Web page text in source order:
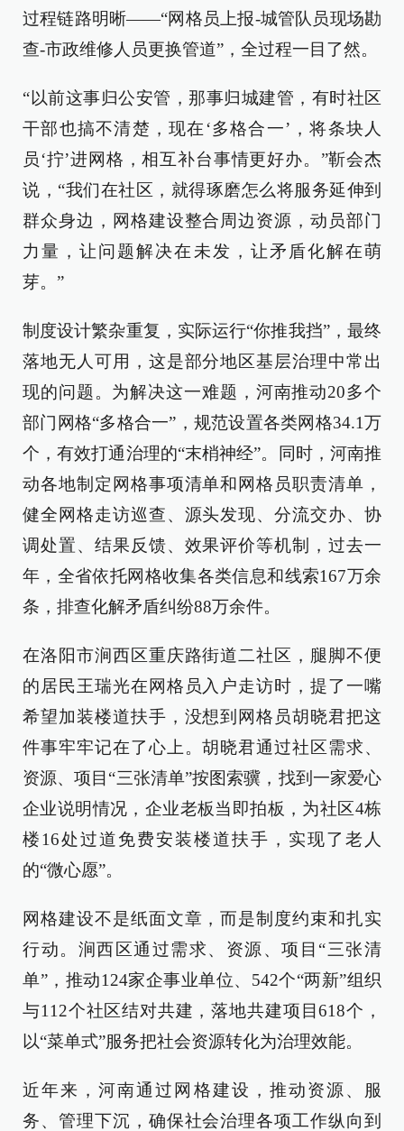
过程链路明晰——“网格员上报-城管队员现场勘
查-市政维修人员更换管道”，全过程一目了然。
“以前这事归公安管，那事归城建管，有时社区
干部也搞不清楚，现在‘多格合一’，将条块人
员‘拧’进网格，相互补台事情更好办。”靳会杰
说，“我们在社区，就得琢磨怎么将服务延伸到
群众身边，网格建设整合周边资源，动员部门
力量，让问题解决在未发，让矛盾化解在萌
芽。”
制度设计繁杂重复，实际运行“你推我挡”，最终
落地无人可用，这是部分地区基层治理中常出
现的问题。为解决这一难题，河南推动20多个
部门网格“多格合一”，规范设置各类网格34.1万
个，有效打通治理的“末梢神经”。同时，河南推
动各地制定网格事项清单和网格员职责清单，
健全网格走访巡查、源头发现、分流交办、协
调处置、结果反馈、效果评价等机制，过去一
年，全省依托网格收集各类信息和线索167万余
条，排查化解矛盾纠纷88万余件。
在洛阳市涧西区重庆路街道二社区，腿脚不便
的居民王瑞光在网格员入户走访时，提了一嘴
希望加装楼道扶手，没想到网格员胡晓君把这
件事牢牢记在了心上。胡晓君通过社区需求、
资源、项目“三张清单”按图索骥，找到一家爱心
企业说明情况，企业老板当即拍板，为社区4栋
楼16处过道免费安装楼道扶手，实现了老人
的“微心愿”。
网格建设不是纸面文章，而是制度约束和扎实
行动。涧西区通过需求、资源、项目“三张清
单”，推动124家企事业单位、542个“两新”组织
与112个社区结对共建，落地共建项目618个，
以“菜单式”服务把社会资源转化为治理效能。
近年来，河南通过网格建设，推动资源、服
务、管理下沉，确保社会治理各项工作纵向到